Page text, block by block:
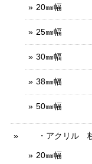
20㎜幅
25㎜幅
30㎜幅
38㎜幅
50㎜幅
・アクリル
20㎜幅